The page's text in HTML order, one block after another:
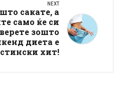
NEXT
сакате, а
само ќе си
зошто
диета е
хит!